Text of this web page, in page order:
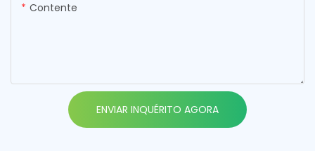
Contente
ENVIAR INQUÉRITO AGORA